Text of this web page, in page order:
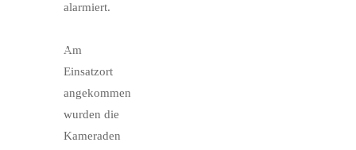
Kontakt
alarmiert.
Am
Einsatzort
angekommen
wurden die
Kameraden